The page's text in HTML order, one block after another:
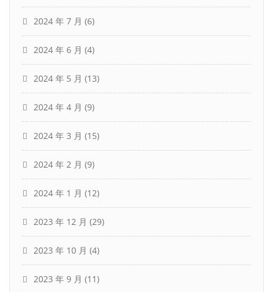
2024 年 7 月 (6)
2024 年 6 月 (4)
2024 年 5 月 (13)
2024 年 4 月 (9)
2024 年 3 月 (15)
2024 年 2 月 (9)
2024 年 1 月 (12)
2023 年 12 月 (29)
2023 年 10 月 (4)
2023 年 9 月 (11)